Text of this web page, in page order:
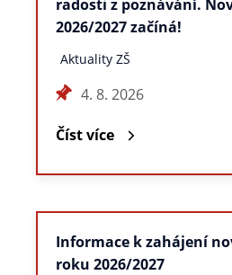
radosti z poznávání.
2026/2027 začíná!
Aktuality ZŠ
4. 8. 2026
Číst více
Informace k zahájení
roku 2026/2027